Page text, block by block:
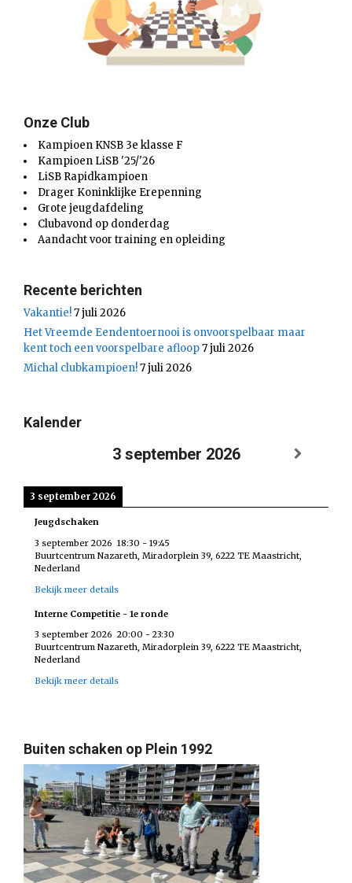
Onze Club
Kampioen KNSB 3e klasse F
Kampioen LiSB '25/'26
LiSB Rapidkampioen
Drager Koninklijke Erepenning
Grote jeugdafdeling
Clubavond op donderdag
Aandacht voor training en opleiding
Recente berichten
Vakantie!7 juli 2026
Het Vreemde Eendentoernooi is onvoorspelbaar maar
kent toch een voorspelbare afloop7 juli 2026
Michal clubkampioen!7 juli 2026
Kalender
3 september 2026
3 september 2026
Jeugdschaken
3 september 2026 18:30 - 19:45
Buurtcentrum Nazareth, Miradorplein 39, 6222 TE Maastricht,
Nederland
Bekijk meer details
Interne Competitie - 1e ronde
3 september 2026 20:00 - 23:30
Buurtcentrum Nazareth, Miradorplein 39, 6222 TE Maastricht,
Nederland
Bekijk meer details
Buiten schaken op Plein 1992